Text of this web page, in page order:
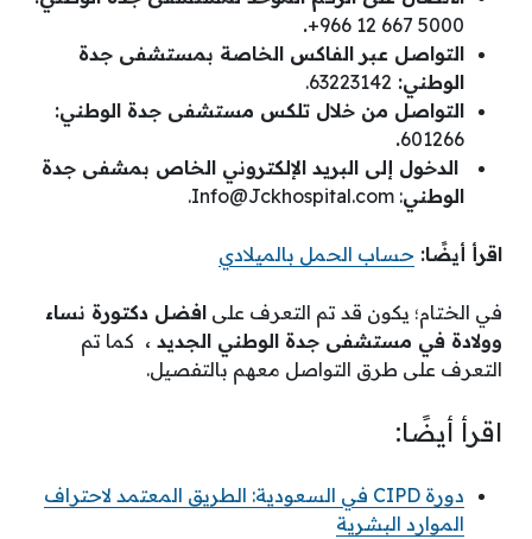
5000 667 12 966+
.
التواصل عبر الفاكس الخاصة بمستشفى جدة
الوطني: 63223142.
التواصل من خلال تلكس مستشفى جدة الوطني:
601266
.
الدخول إلى البريد الإلكتروني الخاص بمشفى جدة
الوطني:
Info@Jckhospital.com
.
اقرأ أيضًا: حساب الحمل بالميلادي
في الختام؛ يكون قد تم التعرف على افضل دكتورة نساء
وولادة في مستشفى جدة الوطني الجديد ، كما تم
التعرف على طرق التواصل معهم بالتفصيل.
اقرأ أيضًا:
دورة CIPD في السعودية: الطريق المعتمد لاحتراف
الموارد البشرية